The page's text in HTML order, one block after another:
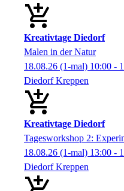
Kreativtage Diedorf
Malen in der Natur
18.08.26 (1-mal) 10:00 -
Diedorf Kreppen
Kreativtage Diedorf
Tagesworkshop 2:
18.08.26 (1-mal) 13:00 -
Diedorf Kreppen